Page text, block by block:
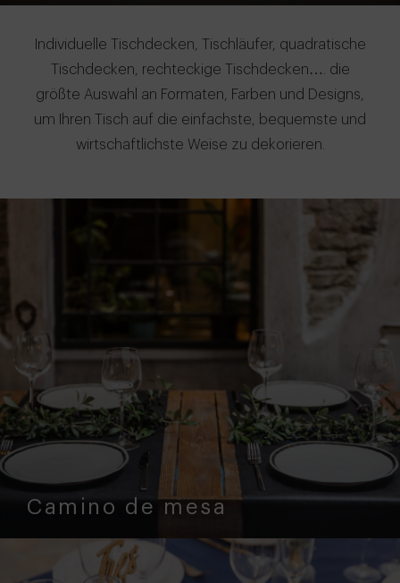
Individuelle Tischdecken, Tischläufer, quadratische
Tischdecken, rechteckige Tischdecken…. die
größte Auswahl an Formaten, Farben und Designs,
um Ihren Tisch auf die einfachste, bequemste und
wirtschaftlichste Weise zu dekorieren.
Camino de mesa